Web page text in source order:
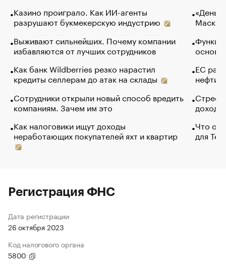
Казино проиграло. Как ИИ-агенты
разрушают букмекерскую индустрию
Выживают сильнейших. Почему компании
избавляются от лучших сотрудников
Как банк Wildberries резко нарастил
кредиты селлерам до атак на склады
Сотрудники открыли новый способ вредить
компаниям. Зачем им это
Как налоговики ищут доходы
неработающих покупателей яхт и квартир
Маск в
основ
ЕС
нефти
Что
для
Регистрация ФНС
Дата регистрации
26 октября 2023
Код налогового органа
5800